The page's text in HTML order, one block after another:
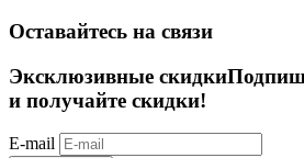
Оставайтесь на связи
Эксклюзивные скидки
и получайте скидки!
E-mail